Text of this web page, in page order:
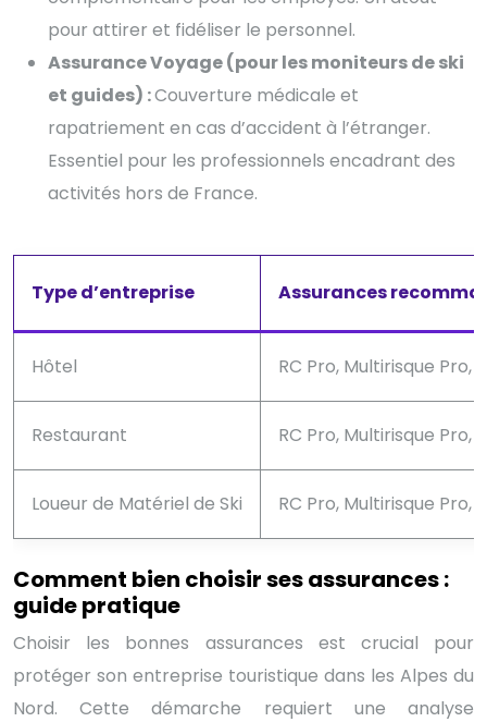
pour attirer et fidéliser le personnel.
Assurance Voyage (pour les moniteurs de ski
et guides) :Couverture médicale et
rapatriement en cas d’accident à l’étranger.
Essentiel pour les professionnels encadrant des
activités hors de France.
Type d’entreprise Assurances
Hôtel RC Pro, Multirisque Pro,
Restaurant RC Pro, Multirisque
Loueur de Matériel de Ski RC Pro, Multirisque Pro,
Comment bien choisir ses assurances :
guide pratique
Choisir les bonnes assurances est crucial pour
protéger son entreprise touristique dans les Alpes du
Nord. Cette démarche requiert une analyse